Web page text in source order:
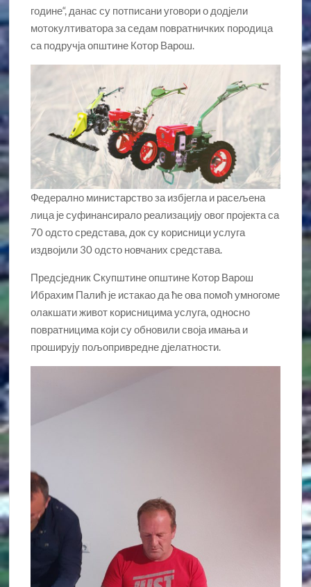
године“, данас су потписани уговори о додјели
мотокултиватора за седам повратничких породица
са подручја општине Котор Варош.
Федерално министарство за избјегла и расељена
лица је суфинансирало реализацију овог пројекта са
70 одсто средстава, док су корисници услуга
издвојили 30 одсто новчаних средстава.
Предсједник Скупштине општине Котор Варош
Ибрахим Палић је истакао да ће ова помоћ умногоме
олакшати живот корисницима услуга, односно
повратницима који су обновили своја имања и
проширују пољопривредне дјелатности.